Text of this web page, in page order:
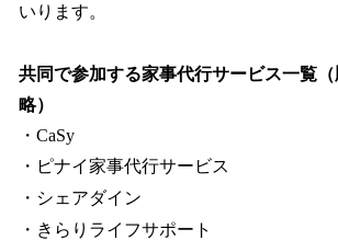
いります。
共同で参加する家事代行サービス一覧
略）
・CaSy
・ピナイ家事代行サービス
・シェアダイン
・きらりライフサポート